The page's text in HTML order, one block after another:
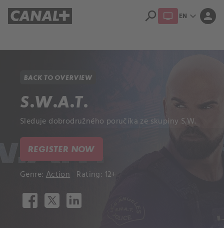
search EN expand_more person
BACK TO OVERVIEW
S.W.A.T.
Sleduje dobrodružného poručíka ze skupiny S.W.
REGISTER NOW
Genre: Action Rating: 12+